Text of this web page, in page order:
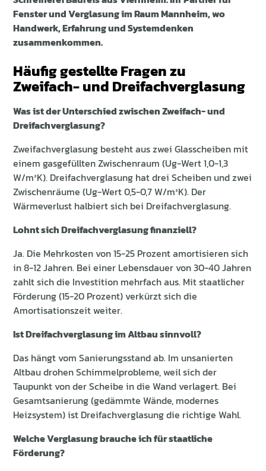
Fenster und Verglasung im Raum Mannheim, wo
Handwerk, Erfahrung und Systemdenken
zusammenkommen.
Häufig gestellte Fragen zu
Zweifach- und Dreifachverglasung
Was ist der Unterschied zwischen Zweifach- und
Dreifachverglasung?
Zweifachverglasung besteht aus zwei Glasscheiben mit
einem gasgefüllten Zwischenraum (Ug-Wert 1,0-1,3
W/m²K). Dreifachverglasung hat drei Scheiben und zwei
Zwischenräume (Ug-Wert 0,5-0,7 W/m²K). Der
Wärmeverlust halbiert sich bei Dreifachverglasung.
Lohnt sich Dreifachverglasung finanziell?
Ja. Die Mehrkosten von 15-25 Prozent amortisieren sich
in 8-12 Jahren. Bei einer Lebensdauer von 30-40 Jahren
zahlt sich die Investition mehrfach aus. Mit staatlicher
Förderung (15-20 Prozent) verkürzt sich die
Amortisationszeit weiter.
Ist Dreifachverglasung im Altbau sinnvoll?
Das hängt vom Sanierungsstand ab. Im unsanierten
Altbau drohen Schimmelprobleme, weil sich der
Taupunkt von der Scheibe in die Wand verlagert. Bei
Gesamtsanierung (gedämmte Wände, modernes
Heizsystem) ist Dreifachverglasung die richtige Wahl.
Welche Verglasung brauche ich für staatliche
Förderung?